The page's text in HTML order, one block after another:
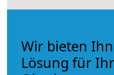
Wir bieten
Lösung für